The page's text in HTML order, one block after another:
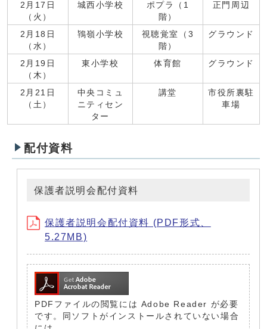
2月17日
（火）
城西小学校
ポプラ（1
階）
正門周辺
2月18日
（水）
鴇嶺小学校
視聴覚室（3
階）
グラウンド
2月19日
（木）
東小学校 体育館 グラウンド
2月21日
（土）
中央コミュ
ニティセン
ター
講堂
市役所裏駐
車場
配付資料
保護者説明会配付資料
保護者説明会配付資料 (PDF形式、
5.27MB)
PDFファイルの閲覧には Adobe Reader が必要
です。同ソフトがインストールされていない場合